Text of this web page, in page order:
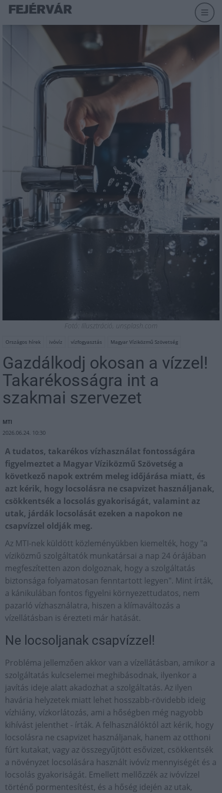
Fotó: Illusztráció, unsplash.com
Országos hírek ivóvíz vízfogyasztás Magyar Víziközmű Szövetség
Gazdálkodj okosan a vízzel!
Takarékosságra int a
szakmai szervezet
MTI
2026.06.24. 10:30
A tudatos, takarékos vízhasználat fontosságára
figyelmeztet a Magyar Víziközmű Szövetség a
következő napok extrém meleg időjárása miatt, és
azt kérik, hogy locsolásra ne csapvizet használjanak,
csökkentsék a locsolás gyakoriságát, valamint az
utak, járdák locsolását ezeken a napokon ne
csapvízzel oldják meg.
Az MTI-nek küldött közleményükben kiemelték, hogy "a
víziközmű szolgáltatók munkatársai a nap 24 órájában
megfeszítetten azon dolgoznak, hogy a szolgáltatás
biztonsága folyamatosan fenntartott legyen". Mint írták,
a kánikulában fontos figyelni környezettudatos, nem
pazarló vízhasználatra, hiszen a klímaváltozás a
vízellátásban is érezteti már hatását.
Ne locsoljanak csapvízzel!
Probléma jellemzően akkor van a vízellátásban, amikor a
szolgáltatás kulcselemei meghibásodnak, ilyenkor a
javítás ideje alatt akadozhat a szolgáltatás. Az ilyen
havária helyzetek miatt lehet hosszabb-rövidebb ideig
vízhiány, vízkorlátozás, ami a hőségben még nagyobb
kihívást jelenthet - írták. A felhasználóktól azt kérik, hogy
locsolásra ne csapvizet használjanak, hanem az otthoni
fúrt kutakat, vagy az összegyűjtött esővizet, csökkentsék
a növényzet locsolására használt ivóvíz mennyiségét és a
locsolás gyakoriságát. Emellett mellőzzék az ivóvízzel
történő pormentesítést, és a hőség idején az utak,